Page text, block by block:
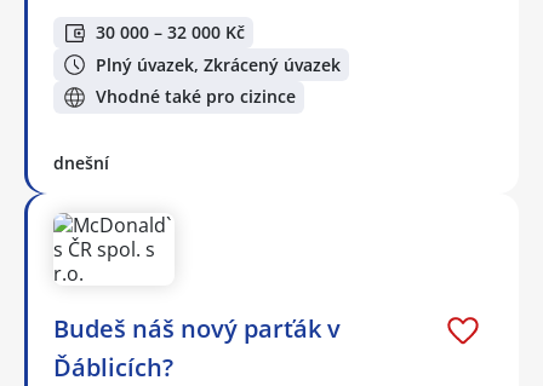
30 000 – 32 000 Kč
Plný úvazek, Zkrácený úvazek
Vhodné také pro cizince
dnešní
Budeš náš nový parťák v
Ďáblicích?